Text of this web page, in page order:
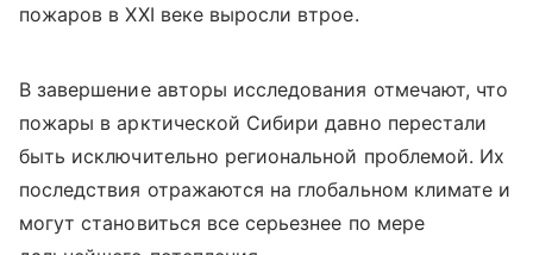
пожаров в XXI веке выросли втрое.
В завершение авторы исследования отмечают, что
пожары в арктической Сибири давно перестали
быть исключительно региональной проблемой. Их
последствия отражаются на глобальном климате и
могут становиться все серьезнее по мере